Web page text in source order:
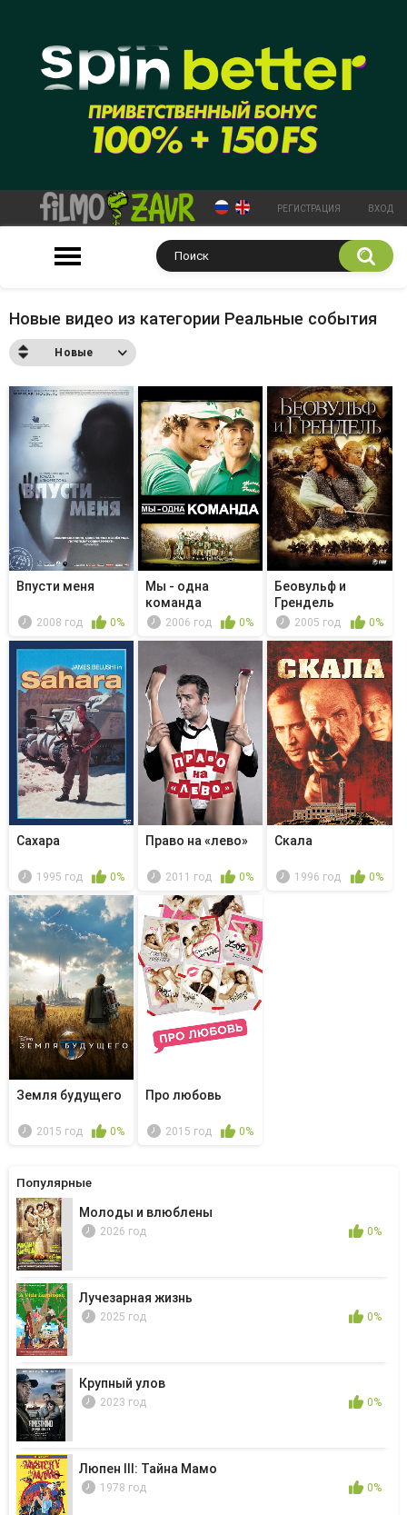
РЕГИСТРАЦИЯ ВХОД
Популярные
Молоды и влюблены
2026 год 0%
Лучезарная жизнь
2025 год 0%
Крупный улов
2023 год 0%
Люпен III: Тайна Мамо
1978 год 0%
Новые видео из категории Реальные события
Новые
Впусти меня
2008 год 0%
Мы - одна
команда
2006 год 0%
Беовульф и
Грендель
2005 год 0%
Сахара
1995 год 0%
Право на «лево»
2011 год 0%
Скала
1996 год 0%
Земля будущего
2015 год 0%
Про любовь
2015 год 0%